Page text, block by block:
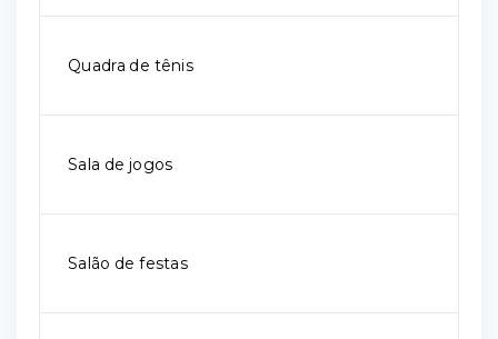
Quadra de tênis
Sala de jogos
Salão de festas